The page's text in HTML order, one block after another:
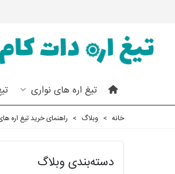
تیغ اره های نواری
خانه > وبلاگ > راهنمای خرید تیغ اره
دسته‌بندی وبلاگ